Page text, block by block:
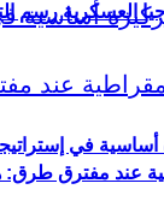
أساسية في
العسكرية رسم
عند مفترق طرق: